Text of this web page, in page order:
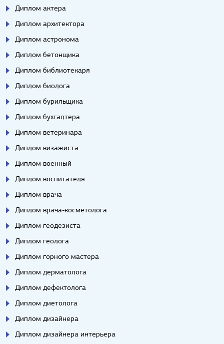
Диплом актера
Диплом архитектора
Диплом астронома
Диплом бетонщика
Диплом библиотекаря
Диплом биолога
Диплом бурильщика
Диплом бухгалтера
Диплом ветеринара
Диплом визажиста
Диплом военный
Диплом воспитателя
Диплом врача
Диплом врача-косметолога
Диплом геодезиста
Диплом геолога
Диплом горного мастера
Диплом дерматолога
Диплом дефектолога
Диплом диетолога
Диплом дизайнера
Диплом дизайнера интерьера